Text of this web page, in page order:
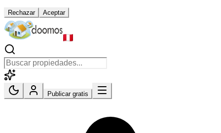
Rechazar Aceptar
Publicar gratis